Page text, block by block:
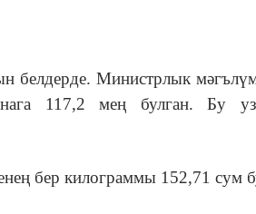
белдерде. Министрлык
117,2 мең булган. Бу
бер килограммы 152,71 сум